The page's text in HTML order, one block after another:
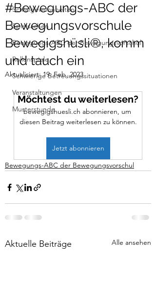
Schlafgewohnheiten
Spielsachen
Bewegungs-ABC der Bewegungsvorschul
Rollenspiele
Schwierige Betreuungssituationen
Veranstaltungen
Musterstunde
#Bewegungs-ABC der
Bewegungsvorschule
Bewegigshüsli®, komm
und tauch ein
Aktualisiert:19. Feb. 2023
Möchtest du weiterlesen?
bewegigshuesli.ch abonnieren, um
diesen Beitrag weiterlesen zu können.
Jetzt abonnieren
Bewegungs-ABC der Bewegungsvorschul
Aktuelle Beiträge Alle ansehen